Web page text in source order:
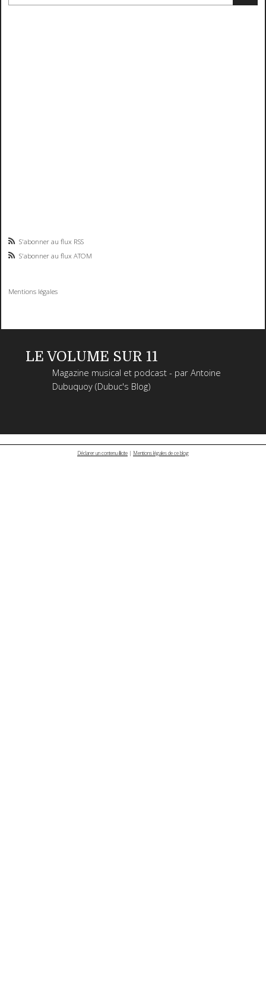
S'abonner au flux RSS
S'abonner au flux ATOM
Mentions légales
LE VOLUME SUR 11
Magazine musical et podcast - par Antoine
Dubuquoy (Dubuc's Blog)
Déclarer un contenu illicite | Mentions légales de ce blog